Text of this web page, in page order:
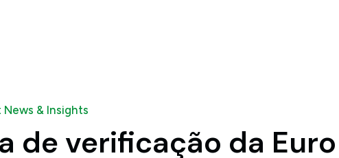
News & Insights
de verificação da